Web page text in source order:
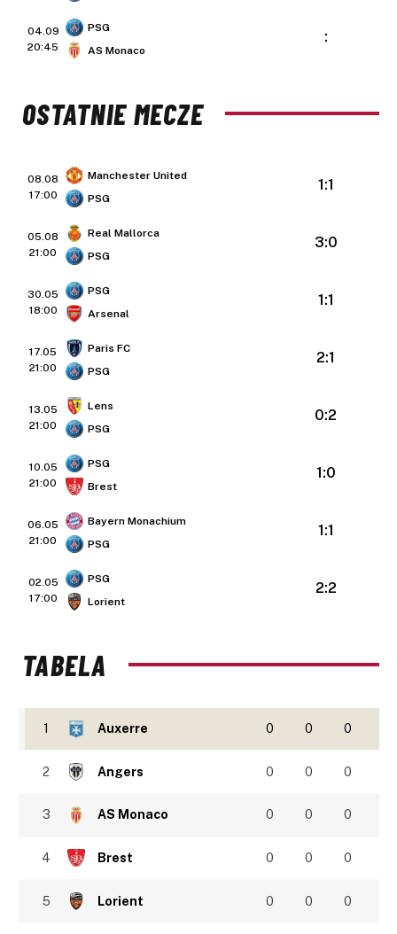
04.09
20:45
PSG
AS Monaco
:
OSTATNIE MECZE
08.08
17:00
Manchester United
PSG
1:1
05.08
21:00
Real Mallorca
PSG
3:0
30.05
18:00
PSG
Arsenal
1:1
17.05
21:00
Paris FC
PSG
2:1
13.05
21:00
Lens
PSG
0:2
10.05
21:00
PSG
Brest
1:0
06.05
21:00
Bayern Monachium
PSG
1:1
02.05
17:00
PSG
Lorient
2:2
TABELA
1 Auxerre 0 0 0
2 Angers 0 0 0
3 AS Monaco 0 0 0
4 Brest 0 0 0
5 Lorient 0 0 0